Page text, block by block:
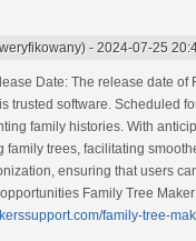
- 2024-07-25
Date: The release date
trusted software. Scheduled
family histories. With
trees, facilitating
ensuring that users
Family Tree
family-tree-